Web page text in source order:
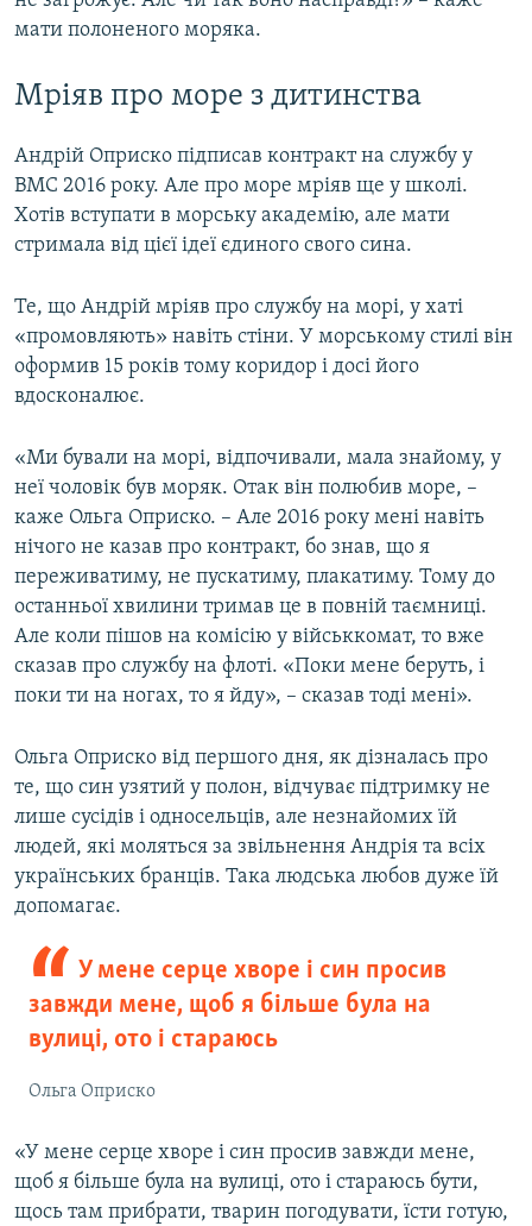
мати полоненого моряка.
Мріяв про море з дитинства
Андрій Оприско підписав контракт на службу у
ВМС 2016 року. Але про море мріяв ще у школі.
Хотів вступати в морську академію, але мати
стримала від цієї ідеї єдиного свого сина.
Те, що Андрій мріяв про службу на морі, у хаті
«промовляють» навіть стіни. У морському стилі він
оформив 15 років тому коридор і досі його
вдосконалює.
«Ми бували на морі, відпочивали, мала знайому, у
неї чоловік був моряк. Отак він полюбив море, –
каже Ольга Оприско. – Але 2016 року мені навіть
нічого не казав про контракт, бо знав, що я
переживатиму, не пускатиму, плакатиму. Тому до
останньої хвилини тримав це в повній таємниці.
Але коли пішов на комісію у військкомат, то вже
сказав про службу на флоті. «Поки мене беруть, і
поки ти на ногах, то я йду», – сказав тоді мені».
Ольга Оприско від першого дня, як дізналась про
те, що син узятий у полон, відчуває підтримку не
лише сусідів і односельців, але незнайомих їй
людей, які моляться за звільнення Андрія та всіх
українських бранців. Така людська любов дуже їй
допомагає.
У мене серце хворе і син просив
завжди мене, щоб я більше була на
вулиці, ото і стараюсь
Ольга Оприско
«У мене серце хворе і син просив завжди мене,
щоб я більше була на вулиці, ото і стараюсь бути,
щось там прибрати, тварин погодувати, їсти готую,